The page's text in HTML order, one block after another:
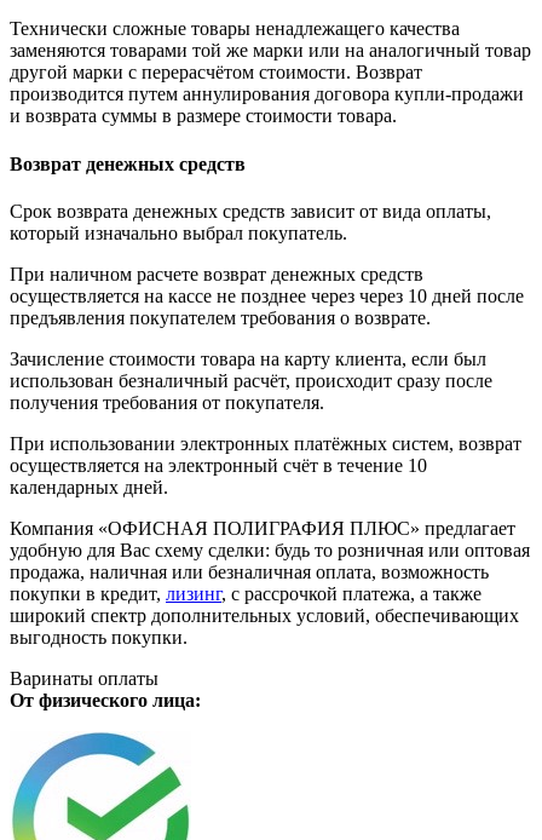
Технически сложные товары ненадлежащего качества
заменяются товарами той же марки или на аналогичный товар
другой марки с перерасчётом стоимости. Возврат
производится путем аннулирования договора купли-продажи
и возврата суммы в размере стоимости товара.
Возврат денежных средств
Срок возврата денежных средств зависит от вида оплаты,
который изначально выбрал покупатель.
При наличном расчете возврат денежных средств
осуществляется на кассе не позднее через через 10 дней после
предъявления покупателем требования о возврате.
Зачисление стоимости товара на карту клиента, если был
использован безналичный расчёт, происходит сразу после
получения требования от покупателя.
При использовании электронных платёжных систем, возврат
осуществляется на электронный счёт в течение 10
календарных дней.
Компания «ОФИСНАЯ ПОЛИГРАФИЯ ПЛЮС» предлагает
удобную для Вас схему сделки: будь то розничная или оптовая
продажа, наличная или безналичная оплата, возможность
покупки в кредит, лизинг, с рассрочкой платежа, а также
широкий спектр дополнительных условий, обеспечивающих
выгодность покупки.
Варинаты оплаты
От физического лица: